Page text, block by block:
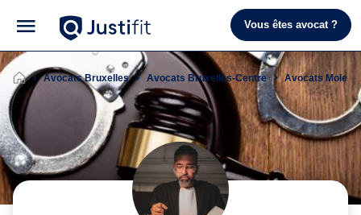
Vous êtes avocat ?
Avocats Bruxelles Avocats Bruxelles-Centre Avocats